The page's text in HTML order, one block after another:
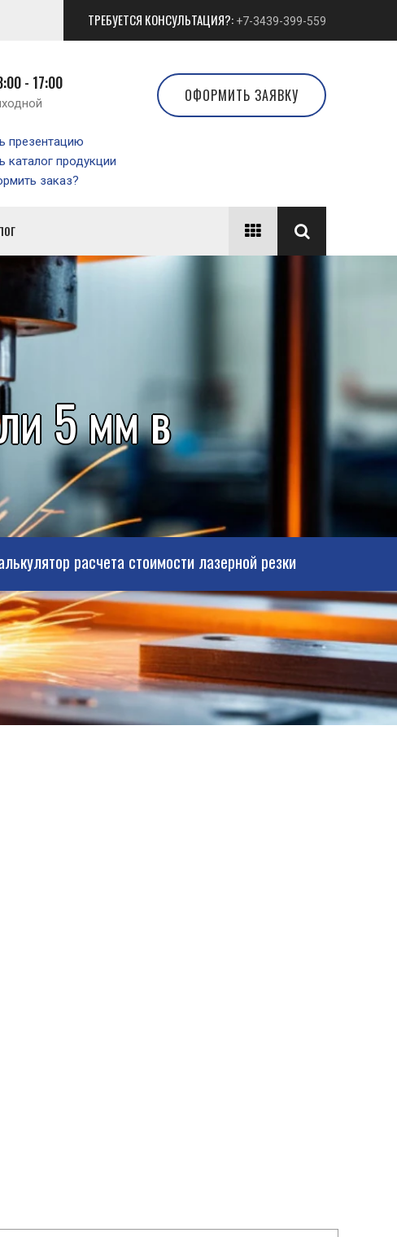
ТРЕБУЕТСЯ КОНСУЛЬТАЦИЯ?: +7-3439-399-559
- 17:00
презентацию
каталог продукции
заказ?
ОФОРМИТЬ ЗАЯВКУ
5 мм в
расчета стоимости лазерной резки